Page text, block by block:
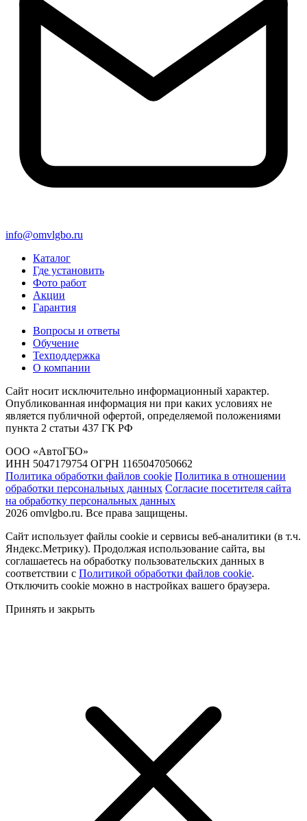
info@omvlgbo.ru
Каталог
Где установить
Фото работ
Акции
Гарантия
Вопросы и ответы
Обучение
Техподдержка
О компании
Сайт носит исключительно информационный характер.
Опубликованная информация ни при каких условиях не
является публичной офертой, определяемой положениями
пункта 2 статьи 437 ГК РФ
ООО «АвтоГБО»
ИНН 5047179754 ОГРН 1165047050662
Политика обработки файлов cookie Политика в отношении
обработки персональных данных Согласие посетителя сайта
на обработку персональных данных
2026 omvlgbo.ru. Все права защищены.
Сайт использует файлы cookie и сервисы веб-аналитики (в т.ч.
Яндекс.Метрику). Продолжая использование сайта, вы
соглашаетесь на обработку пользовательских данных в
соответствии с Политикой обработки файлов cookie.
Отключить cookie можно в настройках вашего браузера.
Принять и закрыть